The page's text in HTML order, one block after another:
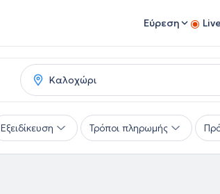
Εύρεση
Εξειδίκευση Τρόποι πληρωμής